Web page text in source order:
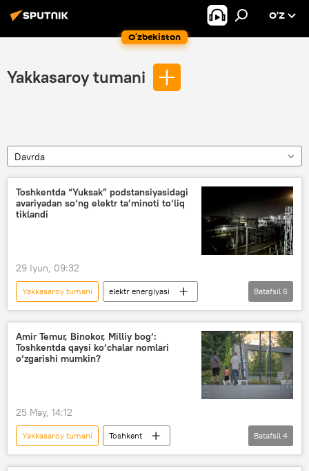
O‘zbekiston
O’Z
Yakkasaroy tumani
Davrda
Toshkentda “Yuksak” podstansiyasidagi
avariyadan so‘ng elektr ta’minoti to‘liq
tiklandi
29 Iyun, 09:32
Yakkasaroy tumani
elektr energiyasi
energetika
Jamiyat
Mirobod tumani
Chilonzor tumani
Zangiota tumani
Toshkent
Batafsil 6
Amir Temur, Binokor, Milliy bog‘:
Toshkentda qaysi ko‘chalar nomlari
o‘zgarishi mumkin?
25 May, 14:12
Yakkasaroy tumani
Toshkent
O‘zbekiston
Jamiyat
nom
Batafsil 4